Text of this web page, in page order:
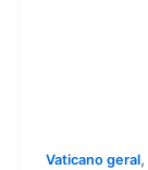
Vaticano geral,